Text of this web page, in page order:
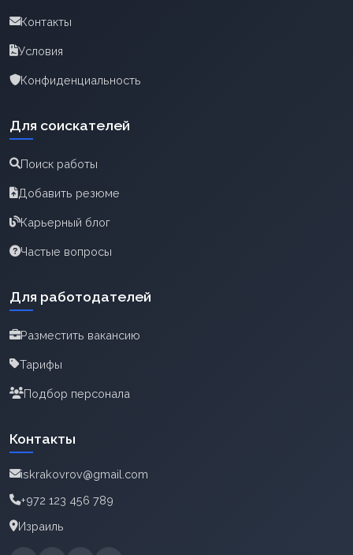
Контакты
Условия
Конфиденциальность
Для соискателей
Поиск работы
Добавить резюме
Карьерный блог
Частые вопросы
Для работодателей
Разместить вакансию
Тарифы
Подбор персонала
Контакты
iskrakovrov@gmail.com
+972 123 456 789
Израиль